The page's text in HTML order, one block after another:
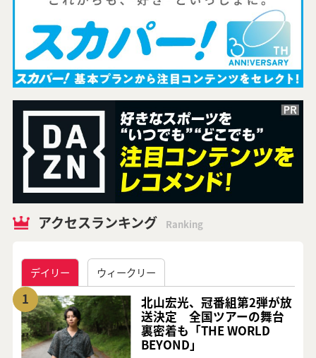
アクセスランキング Ranking
デイリー ウィークリー
1
北山宏光、冠番組第2弾が放
送決定 全国ツアーの舞台
裏密着も「THE WORLD
BEYOND」